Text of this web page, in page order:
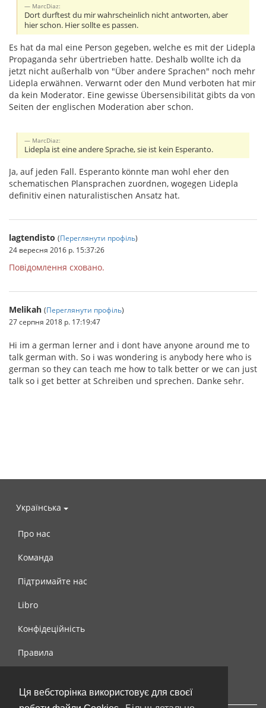
Ця вебсторінка використовує для своєї
MarcDiaz:
Dort durftest du mir wahrscheinlich nicht antworten, aber
hier schon. Hier sollte es passen.
Es hat da mal eine Person gegeben, welche es mit der Lidepla
Propaganda sehr übertrieben hatte. Deshalb wollte ich da
jetzt nicht außerhalb von "Über andere Sprachen" noch mehr
Lidepla erwähnen. Verwarnt oder den Mund verboten hat mir
da kein Moderator. Eine gewisse Übersensibilität gibts da von
Seiten der englischen Moderation aber schon.
MarcDiaz:
Lidepla ist eine andere Sprache, sie ist kein Esperanto.
Ja, auf jeden Fall. Esperanto könnte man wohl eher den
schematischen Plansprachen zuordnen, wogegen Lidepla
definitiv einen naturalistischen Ansatz hat.
lagtendisto (Переглянути профіль)
24 вересня 2016 р. 15:37:26
Повідомлення сховано.
Melikah (Переглянути профіль)
27 серпня 2018 р. 17:19:47
Hi im a german lerner and i dont have anyone around me to
talk german with. So i was wondering is anybody here who is
german so they can teach me how to talk better or we can just
talk so i get better at Schreiben und sprechen. Danke sehr.
Українська
Про нас
Команда
Підтримайте нас
Libro
Конфідеційність
Правила